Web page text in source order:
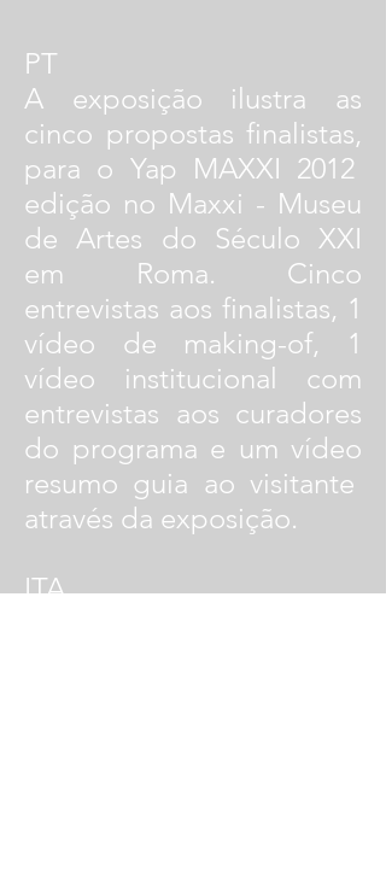
PT
A exposição ilustra as
cinco propostas finalistas,
para o Yap MAXXI 2012
edição no Maxxi - Museu
de Artes do Século XXI
em Roma. Cinco
entrevistas aos finalistas, 1
vídeo de making-of, 1
vídeo institucional com
entrevistas aos curadores
do programa e um vídeo
resumo guia ao visitante
através da exposição.
ITA